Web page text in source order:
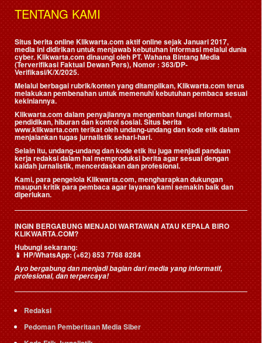
TENTANG KAMI
Situs berita online Klikwarta.com aktif online sejak Januari 2017,
media ini didirikan untuk menjawab kebutuhan informasi melalui dunia
cyber. Klikwarta.com dinaungi oleh PT. Wahana Bintang Media
(Terverifikasi Faktual Dewan Pers), Nomor : 363/DP-
Verifikasi/K/X/2025.
Melalui berbagai rubrik/konten yang ditampilkan, Klikwarta.com terus
melakukan pembenahan untuk memenuhi kebutuhan pembaca sesuai
kekiniannya.
Klikwarta.com dalam penyajiannya mengemban fungsi informasi,
pendidikan, hiburan dan kontrol sosial. Situs berita
www.klikwarta.com terikat oleh undang-undang dan kode etik dalam
menjalankan tugas jurnalistik sehari-hari.
Selain itu, undang-undang dan kode etik itu juga menjadi panduan
kerja redaksi dalam hal memproduksi berita agar sesuai dengan
kaidah jurnalistik, mencerdaskan dan profesional.
Kami, para pengelola Klikwarta.com, mengharapkan dukungan
maupun kritik para pembaca agar layanan kami semakin baik dan
diperlukan.
INGIN BERGABUNG MENJADI WARTAWAN ATAU KEPALA BIRO
KLIKWARTA.COM?
Hubungi sekarang:
📱HP/WhatsApp:(+62) 853 7768 8284
Ayo bergabung dan menjadi bagian dari media yang informatif,
profesional, dan terpercaya!
Redaksi
Pedoman Pemberitaan Media Siber